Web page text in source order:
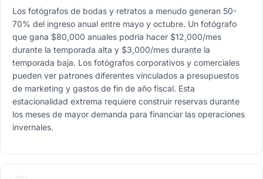
Los fotógrafos de bodas y retratos a menudo generan 50-
70% del ingreso anual entre mayo y octubre. Un fotógrafo
que gana $80,000 anuales podría hacer $12,000/mes
durante la temporada alta y $3,000/mes durante la
temporada baja. Los fotógrafos corporativos y comerciales
pueden ver patrones diferentes vinculados a presupuestos
de marketing y gastos de fin de año fiscal. Esta
estacionalidad extrema requiere construir reservas durante
los meses de mayor demanda para financiar las operaciones
invernales.